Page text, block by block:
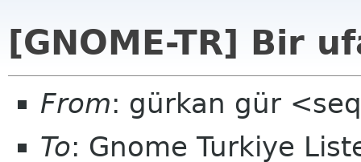
[GNOME-TR] Bir
From: gürkan gür
To: Gnome Turkiye